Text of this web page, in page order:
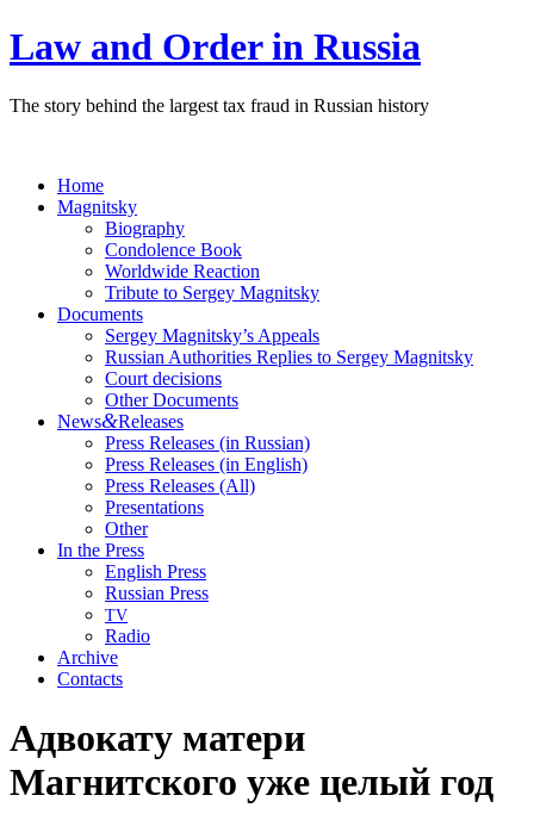
Law and Order in Russia
The story behind the largest tax fraud in Russian history
Home
Magnitsky
Biography
Condolence Book
Worldwide Reaction
Tribute to Sergey Magnitsky
Documents
Sergey Magnitsky’s Appeals
Russian Authorities Replies to Sergey Magnitsky
Court decisions
Other Documents
News&Releases
Press Releases (in Russian)
Press Releases (in English)
Press Releases (All)
Presentations
Other
In the Press
English Press
Russian Press
TV
Radio
Archive
Contacts
Адвокату матери
Магнитского уже целый год